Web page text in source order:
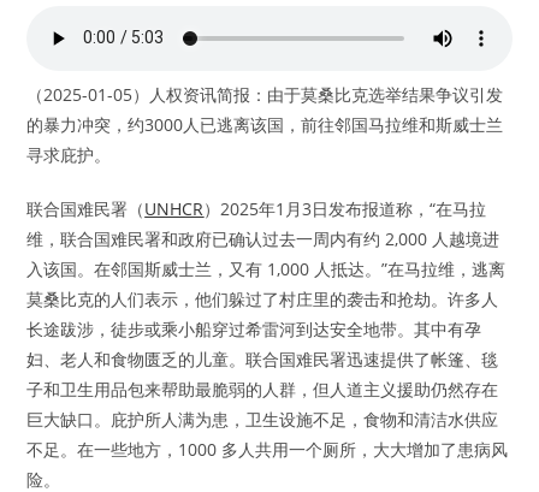
（2025-01-05）人权资讯简报：由于莫桑比克选举结果争议引发
的暴力冲突，约3000人已逃离该国，前往邻国马拉维和斯威士兰
寻求庇护。
联合国难民署（UNHCR）2025年1月3日发布报道称，“在马拉
维，联合国难民署和政府已确认过去一周内有约 2,000 人越境进
入该国。在邻国斯威士兰，又有 1,000 人抵达。”在马拉维，逃离
莫桑比克的人们表示，他们躲过了村庄里的袭击和抢劫。许多人
长途跋涉，徒步或乘小船穿过希雷河到达安全地带。其中有孕
妇、老人和食物匮乏的儿童。联合国难民署迅速提供了帐篷、毯
子和卫生用品包来帮助最脆弱的人群，但人道主义援助仍然存在
巨大缺口。庇护所人满为患，卫生设施不足，食物和清洁水供应
不足。在一些地方，1000 多人共用一个厕所，大大增加了患病风
险。